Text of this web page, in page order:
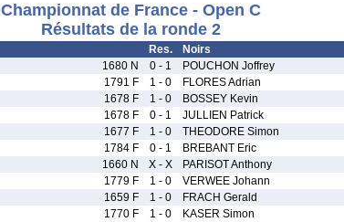
Championnat de France - Open C
Résultats de la ronde 2
Res. Noirs
1680 N 0 - 1 POUCHON Joffrey
1791 F 1 - 0 FLORES Adrian
1678 F 1 - 0 BOSSEY Kevin
1678 F 0 - 1 JULLIEN Patrick
1677 F 1 - 0 THEODORE Simon
1784 F 0 - 1 BREBANT Eric
1660 N X - X PARISOT Anthony
1779 F 1 - 0 VERWEE Johann
1659 F 1 - 0 FRACH Gerald
1770 F 1 - 0 KASER Simon